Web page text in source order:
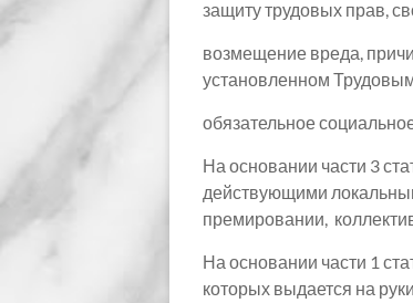
защиту трудовых прав,
возмещение вреда,
установленном
обязательное
На основании части 3
действующими
премировании,
На основании части 1
которых выдается на